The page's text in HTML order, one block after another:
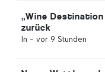
„Wine
zurück
In - vor 9 Stunden